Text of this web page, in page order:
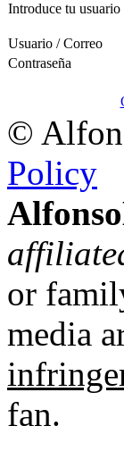
Introduce tu usuario
Usuario / Correo
Contraseña
©
Policy
or
media
fan.